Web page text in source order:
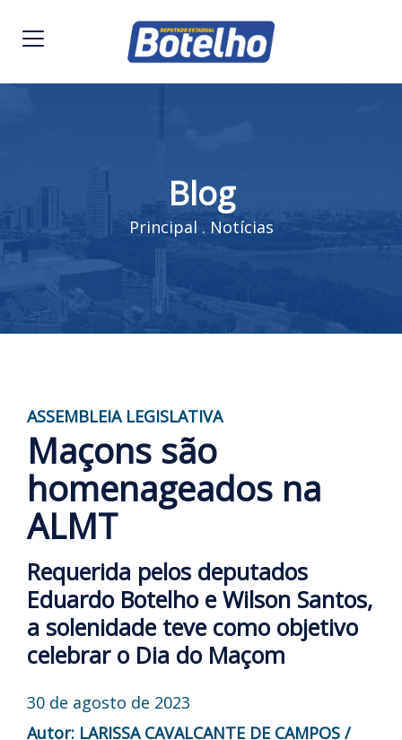
Blog
Principal. Notícias
ASSEMBLEIA LEGISLATIVA
Maçons são
homenageados na
ALMT
Requerida pelos deputados
Eduardo Botelho e Wilson Santos,
a solenidade teve como objetivo
celebrar o Dia do Maçom
30 de agosto de 2023
Autor: LARISSA CAVALCANTE DE CAMPOS /